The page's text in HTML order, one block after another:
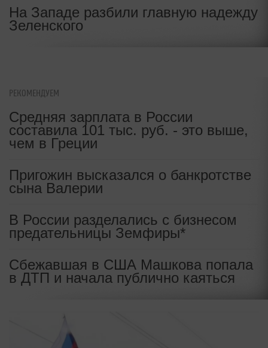
На Западе разбили главную надежду
Зеленского
РЕКОМЕНДУЕМ
Средняя зарплата в России
составила 101 тыс. руб. - это выше,
чем в Греции
Пригожин высказался о банкротстве
сына Валерии
В России разделались с бизнесом
предательницы Земфиры*
Сбежавшая в США Машкова попала
в ДТП и начала публично каяться